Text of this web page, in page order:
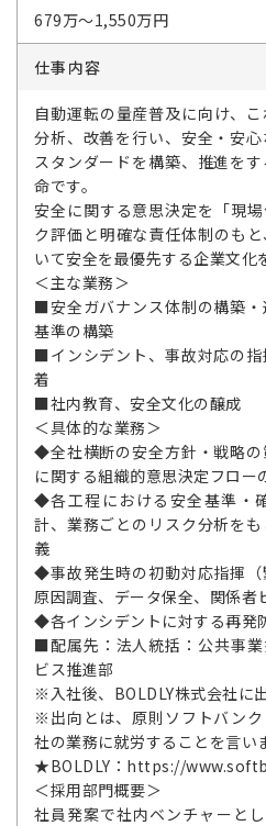
679万～1,550万円
仕事内容
自動運転の量産普及に向け、こ
分析、改善を行い、安全・安
スタンダードを構築、推進を
命です。
安全に関する意思決定を「現
ク評価と明確な責任体制のも
いて安全を最優先する企業文化
＜主な業務＞
■安全ガバナンス体制の構築
基準の構築
■インシデント、事故対応の
着
■社内教育、安全文化の醸成
＜具体的な業務＞
◆全社横断の安全方針・戦略
に関する組織的意思決定フロー
◆各工程における安全基準・
計、業務ごとのリスク分析を
義
◆事故発生時の初動対応指揮（
原因調査、データ保全、関係者
◆各インシデントに対する再発
■配属先：法人統括：公共事
ビス推進部
※入社後、BOLDLY株式会社に
※出向とは、原則ソフトバン
社の業務に就労することを言い
★BOLDLY：https://
＜採用部門概要＞
社員発案で社内ベンチャーとし